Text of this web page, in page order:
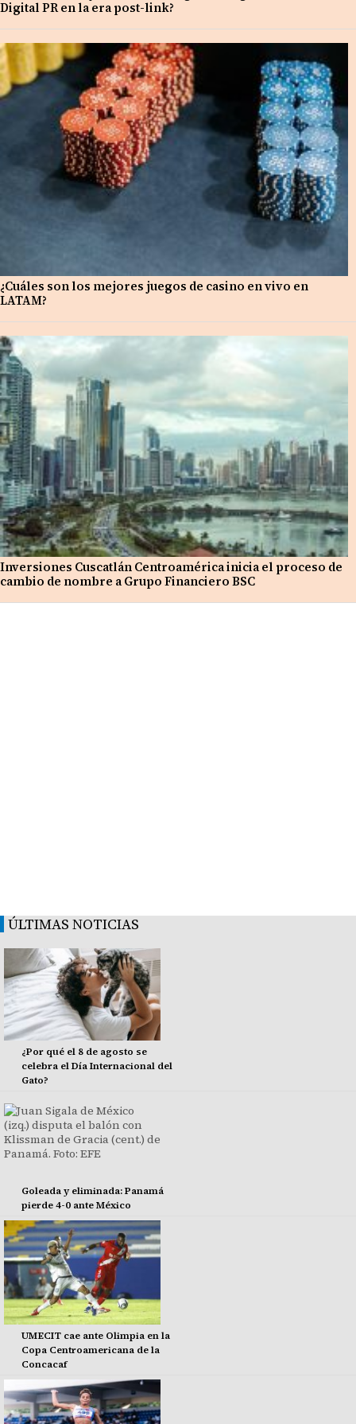
Digital PR en la era post-link?
¿Cuáles son los mejores juegos de casino en vivo en
LATAM?
Inversiones Cuscatlán Centroamérica inicia el proceso de
cambio de nombre a Grupo Financiero BSC
ÚLTIMAS NOTICIAS
¿Por qué el 8 de agosto se
celebra el Día Internacional del
Gato?
Goleada y eliminada: Panamá
pierde 4-0 ante México
UMECIT cae ante Olimpia en la
Copa Centroamericana de la
Concacaf